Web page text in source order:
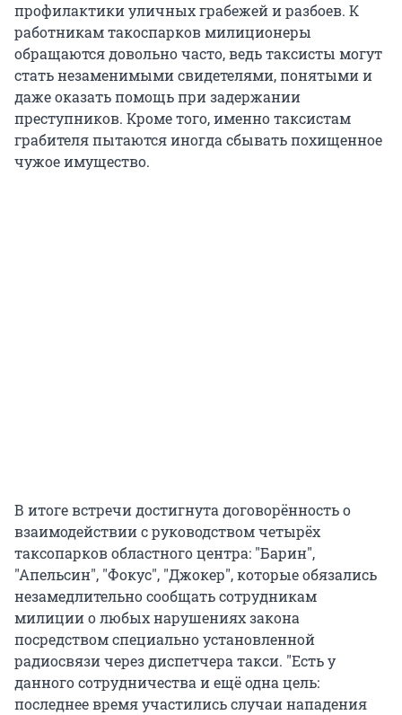
профилактики уличных грабежей и разбоев. К
работникам такоспарков милиционеры
обращаются довольно часто, ведь таксисты могут
стать незаменимыми свидетелями, понятыми и
даже оказать помощь при задержании
преступников. Кроме того, именно таксистам
грабителя пытаются иногда сбывать похищенное
чужое имущество.
В итоге встречи достигнута договорённость о
взаимодействии с руководством четырёх
таксопарков областного центра: "Барин",
"Апельсин", "Фокус", "Джокер", которые обязались
незамедлительно сообщать сотрудникам
милиции о любых нарушениях закона
посредством специально установленной
радиосвязи через диспетчера такси. "Есть у
данного сотрудничества и ещё одна цель:
последнее время участились случаи нападения